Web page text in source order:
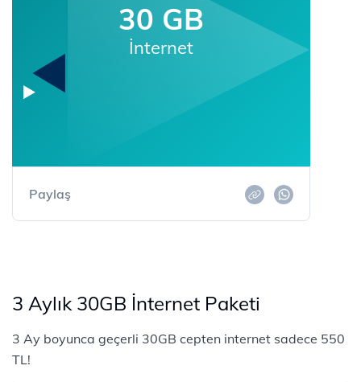
30 GB
İnternet
Paylaş
3 Aylık 30GB İnternet Paketi
3 Ay boyunca geçerli 30GB cepten internet sadece 550
TL!